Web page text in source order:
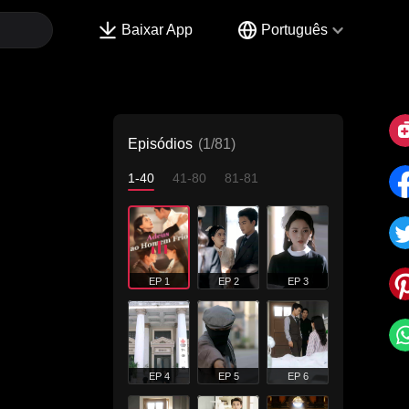
Baixar App Português
Episódios (1/81)
1-40 41-80 81-81
EP 1 EP 2 EP 3
EP 4 EP 5 EP 6